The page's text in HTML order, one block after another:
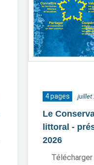
4 pages juillet
Le
littoral -
2026